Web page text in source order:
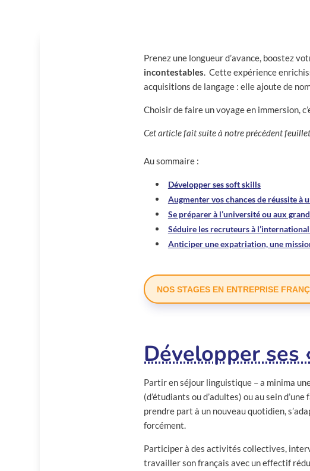
Prenez une longueur d’avance, boostez
incontestables . Cette expérience
acquisitions de langage : elle ajoute de
Choisir de faire un voyage en immersion,
Cet article fait suite à notre précédent
Au sommaire :
Développer ses soft skills
Augmenter vos chances de réussite à
Se préparer à l’université ou aux
Séduire les recruteurs à l’international
Anticiper une expatriation, une
NOS STAGES EN ENTREPRISE
Développer ses
Partir en séjour linguistique – a minima
(d’étudiants ou d’adultes) ou au sein
prendre part à un nouveau quotidien,
forcément.
Participer à des activités collectives,
travailler son français avec un effectif